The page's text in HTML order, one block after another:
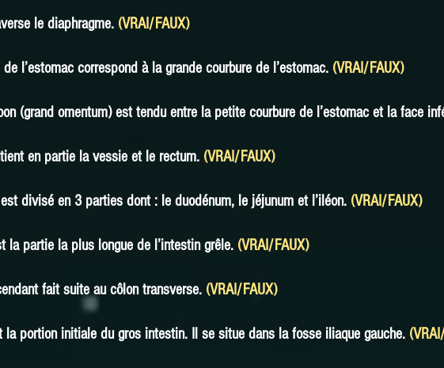
le diaphragme. (VRAI/FAUX)
l’estomac correspond à la grande courbure de l’estomac. (VRAI/FAUX)
(grand omentum) est tendu entre la petite courbure de l’estomac et la face
en partie la vessie et le rectum. (VRAI/FAUX)
divisé en 3 parties dont : le duodénum, le jéjunum et l’iléon. (VRAI/FAUX)
la partie la plus longue de l’intestin grêle. (VRAI/FAUX)
fait suite au côlon transverse. (VRAI/FAUX)
portion initiale du gros intestin. Il se situe dans la fosse iliaque gauche.